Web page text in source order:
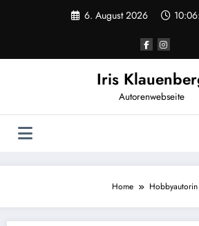
6. August 2026
Iris
Autorenwebseite
Home Hobbyautorin